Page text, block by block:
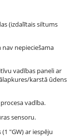
(izdalītais siltums
nepieciešama
vadības paneli ar
karstā ūdens
vadība.
sensoru.
"GW) ar iespēju